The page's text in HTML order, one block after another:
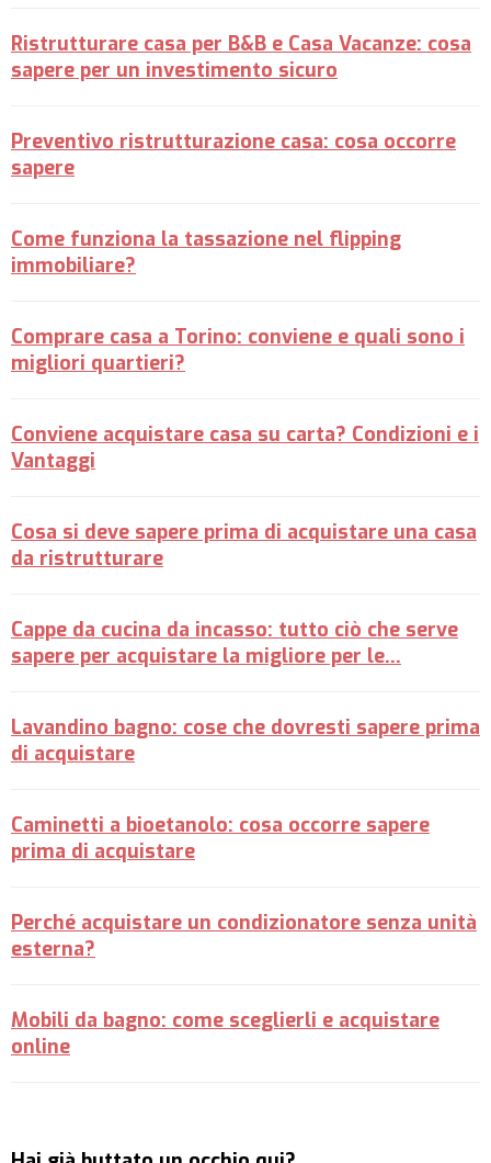
Ristrutturare casa per B&B e Casa Vacanze: cosa
sapere per un investimento sicuro
Preventivo ristrutturazione casa: cosa occorre
sapere
Come funziona la tassazione nel flipping
immobiliare?
Comprare casa a Torino: conviene e quali sono i
migliori quartieri?
Conviene acquistare casa su carta? Condizioni e i
Vantaggi
Cosa si deve sapere prima di acquistare una casa
da ristrutturare
Cappe da cucina da incasso: tutto ciò che serve
sapere per acquistare la migliore per le…
Lavandino bagno: cose che dovresti sapere prima
di acquistare
Caminetti a bioetanolo: cosa occorre sapere
prima di acquistare
Perché acquistare un condizionatore senza unità
esterna?
Mobili da bagno: come sceglierli e acquistare
online